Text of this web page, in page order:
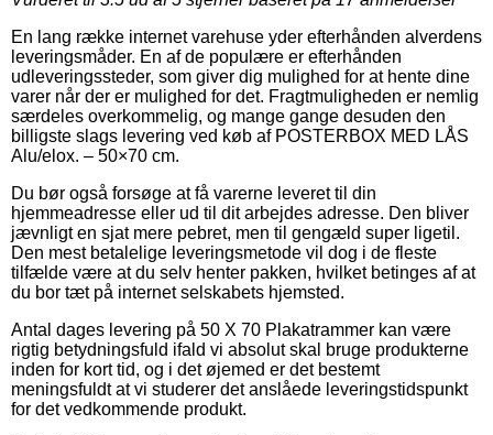
En lang række internet varehuse yder efterhånden alverdens
leveringsmåder. En af de populære er efterhånden
udleveringssteder, som giver dig mulighed for at hente dine
varer når der er mulighed for det. Fragtmuligheden er nemlig
særdeles overkommelig, og mange gange desuden den
billigste slags levering ved køb af POSTERBOX MED LÅS
Alu/elox. – 50×70 cm.
Du bør også forsøge at få varerne leveret til din
hjemmeadresse eller ud til dit arbejdes adresse. Den bliver
jævnligt en sjat mere pebret, men til gengæld super ligetil.
Den mest betalelige leveringsmetode vil dog i de fleste
tilfælde være at du selv henter pakken, hvilket betinges af at
du bor tæt på internet selskabets hjemsted.
Antal dages levering på 50 X 70 Plakatrammer kan være
rigtig betydningsfuld ifald vi absolut skal bruge produkterne
inden for kort tid, og i det øjemed er det bestemt
meningsfuldt at vi studerer det anslåede leveringstidspunkt
for det vedkommende produkt.